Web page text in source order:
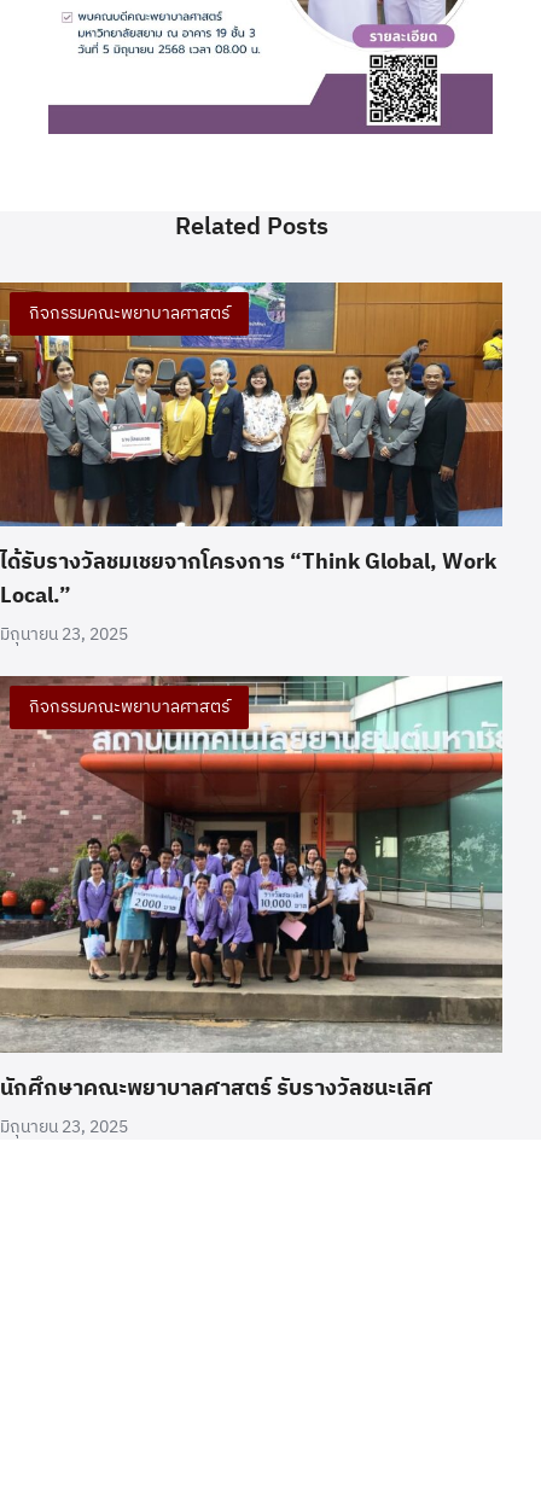
Related Posts
กิจกรรมคณะพยาบาลศาสตร์
ได้รับรางวัลชมเชยจากโครงการ “Think Global, Work
Local.”
มิถุนายน 23, 2025
กิจกรรมคณะพยาบาลศาสตร์
นักศึกษาคณะพยาบาลศาสตร์ รับรางวัลชนะเลิศ
มิถุนายน 23, 2025